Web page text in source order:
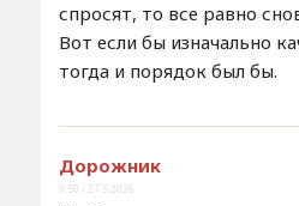
спросят, то все равно
Вот если бы изначально
тогда и порядок был бы.
Дорожник
9:50 / 27.5.2026